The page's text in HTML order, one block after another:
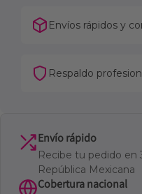
Envíos rápidos y
Respaldo
Envío rápido
Recibe tu pedido en
República Mexicana
Cobertura nacional